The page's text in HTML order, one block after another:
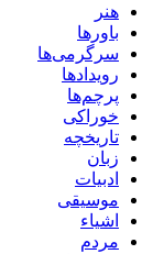
هنر
باورها
سرگرمی‌ها
رویدادها
پرچم‌ها
خوراکی
تاریخچه
زبان
ادبیات
موسیقی
اشیاء
مردم